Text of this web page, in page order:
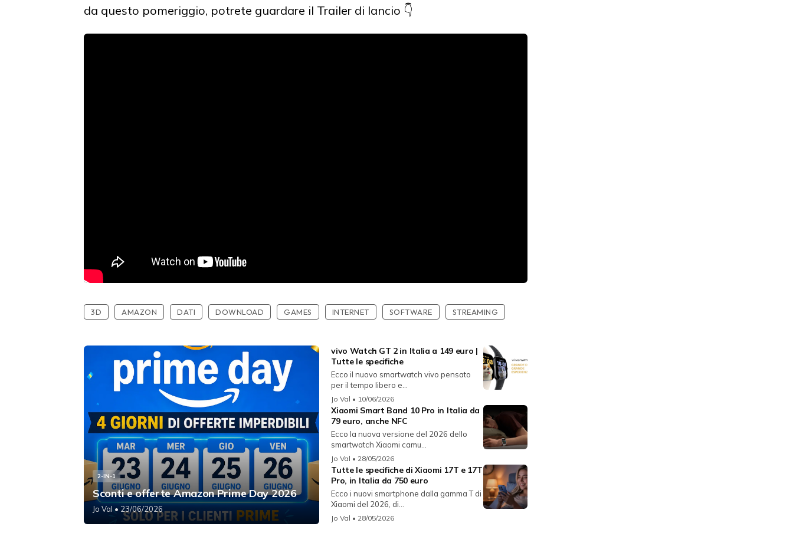
da questo pomeriggio, potrete guardare il Trailer di lancio 👇
3D AMAZON DATI DOWNLOAD GAMES INTERNET SOFTWARE STREAMING
2-IN-1
Sconti e offerte Amazon Prime Day 2026
Jo Val • 23/06/2026
vivo Watch GT 2 in Italia a 149 euro |
Tutte le specifiche
Ecco il nuovo smartwatch vivo pensato
per il tempo libero e...
Jo Val • 10/06/2026
Xiaomi Smart Band 10 Pro in Italia da
79 euro, anche NFC
Ecco la nuova versione del 2026 dello
smartwatch Xiaomi camu...
Jo Val • 28/05/2026
Tutte le specifiche di Xiaomi 17T e 17T
Pro, in Italia da 750 euro
Ecco i nuovi smartphone dalla gamma T di
Xiaomi del 2026, di...
Jo Val • 28/05/2026